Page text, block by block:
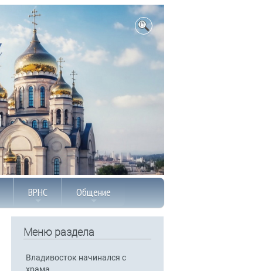
ВРНС Общение
Меню раздела
Владивосток начинался с